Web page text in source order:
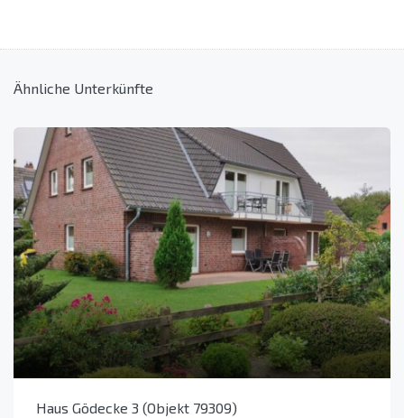
Ähnliche Unterkünfte
Haus Gödecke 3 (Objekt 79309)